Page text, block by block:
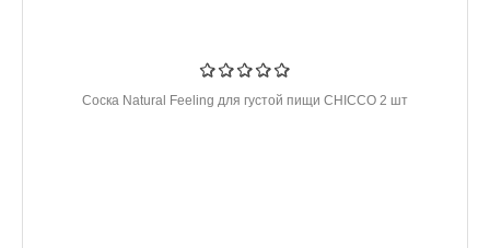
Соска Natural Feeling для густой пищи CHICCO 2 шт